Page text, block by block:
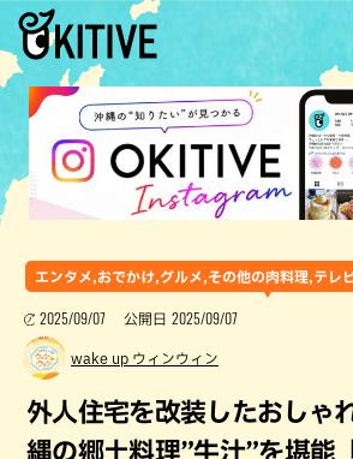
エンタメ,おでかけ,グルメ,その他の肉料理,テレ
2025/09/07 公開日 2025/09/07
wake up ウィンウィン
外人住宅を改装したおしゃ
縄の郷土料理”牛汁”を堪能